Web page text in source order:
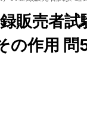
販売者試
の作用